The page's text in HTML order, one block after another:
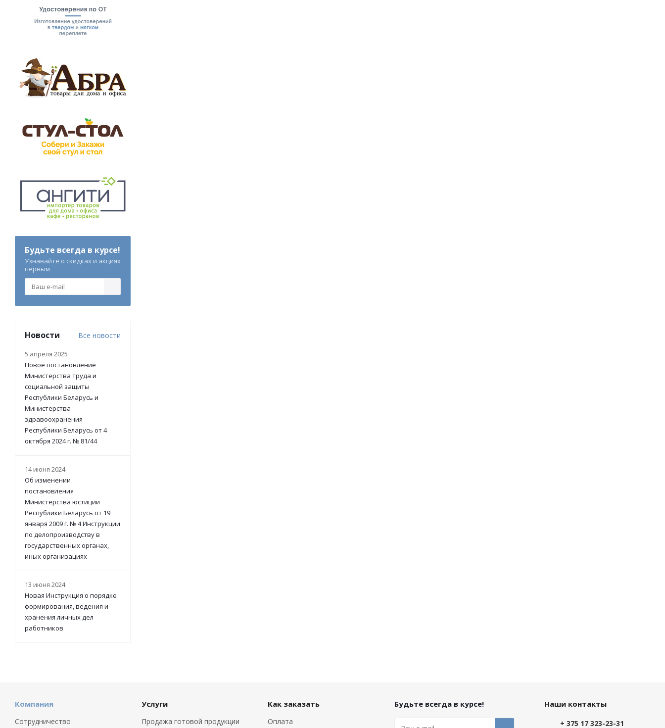
Будьте всегда в курсе!
Узнавайте о скидках и акциях
первым
Новости Все новости
5 апреля 2025
Новое постановление
Министерства труда и
социальной защиты
Республики Беларусь и
Министерства
здравоохранения
Республики Беларусь от 4
октября 2024 г. № 81/44
14 июня 2024
Об изменении
постановления
Министерства юстиции
Республики Беларусь от 19
января 2009 г. № 4 Инструкции
по делопроизводству в
государственных органах,
иных организациях
13 июня 2024
Новая Инструкция о порядке
формирования, ведения и
хранения личных дел
работников
Компания
Сотрудничество
Услуги
Продажа готовой продукции
Как заказать
Оплата
Будьте всегда в курсе! Наши контакты
+ 375 17 323-23-31